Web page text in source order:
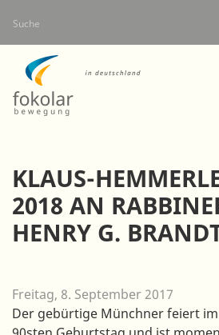
Inhalt
Suche
KLAUS-
2018 AN
HENRY G.
Freitag, 8. September 2017
Der gebürtige Münchner feiert